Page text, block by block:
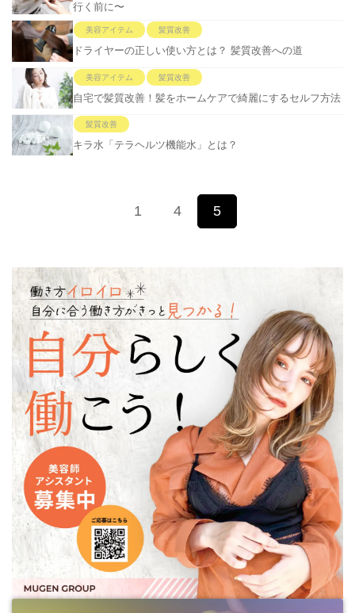
行く前に〜
美容アイテム 髪質改善
ドライヤーの正しい使い方とは？ 髪質改善への道
美容アイテム 髪質改善
自宅で髪質改善！髪をホームケアで綺麗にするセルフ方法
髪質改善
キラ水「テラヘルツ機能水」とは？
1 4 5